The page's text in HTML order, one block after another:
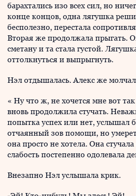
барахтались изо всех сил, но
конце концов, одна лягушка
бесполезно, перестала
Вторая же продолжала прыгать.
сметану и та стала густой.
оттолкнуться и выпрыгнуть.
Нэл отдышалась. Алекс же
« Ну что ж, не хочется мне вот
вновь продолжила стучать.
попытка успех или нет, услышал
отчаянный зов помощи, но
она просто не хотела. Она
слабость постепенно одолевала
Внезапно Нэл услышала крик.